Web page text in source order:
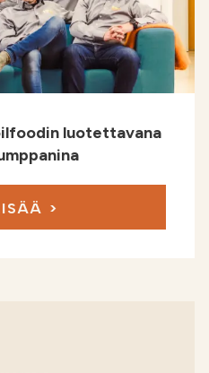
luotettavana